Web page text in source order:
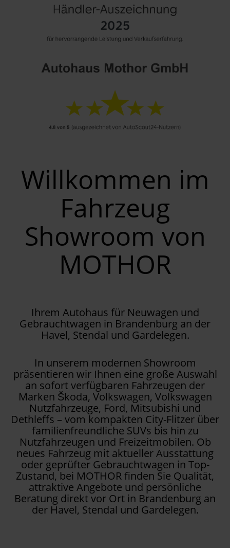
Willkommen im
Fahrzeug
Showroom von
MOTHOR
Ihrem Autohaus für Neuwagen und
Gebrauchtwagen in Brandenburg an der
Havel, Stendal und Gardelegen.
In unserem modernen Showroom
präsentieren wir Ihnen eine große Auswahl
an sofort verfügbaren Fahrzeugen der
Marken Škoda, Volkswagen, Volkswagen
Nutzfahrzeuge, Ford, Mitsubishi und
Dethleffs – vom kompakten City-Flitzer über
familienfreundliche SUVs bis hin zu
Nutzfahrzeugen und Freizeitmobilen. Ob
neues Fahrzeug mit aktueller Ausstattung
oder geprüfter Gebrauchtwagen in Top-
Zustand, bei MOTHOR finden Sie Qualität,
attraktive Angebote und persönliche
Beratung direkt vor Ort in Brandenburg an
der Havel, Stendal und Gardelegen.